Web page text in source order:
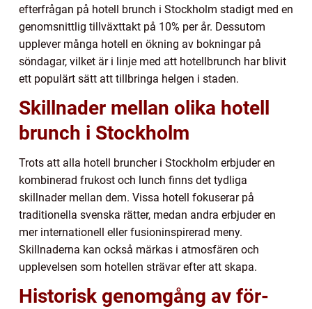
efterfrågan på hotell brunch i Stockholm stadigt med en
genomsnittlig tillväxttakt på 10% per år. Dessutom
upplever många hotell en ökning av bokningar på
söndagar, vilket är i linje med att hotellbrunch har blivit
ett populärt sätt att tillbringa helgen i staden.
Skillnader mellan olika hotell
brunch i Stockholm
Trots att alla hotell bruncher i Stockholm erbjuder en
kombinerad frukost och lunch finns det tydliga
skillnader mellan dem. Vissa hotell fokuserar på
traditionella svenska rätter, medan andra erbjuder en
mer internationell eller fusioninspirerad meny.
Skillnaderna kan också märkas i atmosfären och
upplevelsen som hotellen strävar efter att skapa.
Historisk genomgång av för-